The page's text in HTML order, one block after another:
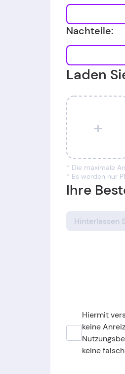
Nachteile:
Laden
+
* Die maximale
* Es werden nur
Ihre
Hiermit
keine
keine